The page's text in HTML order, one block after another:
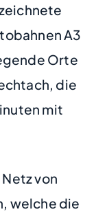
A3
Orte
die
mit
von
welche die